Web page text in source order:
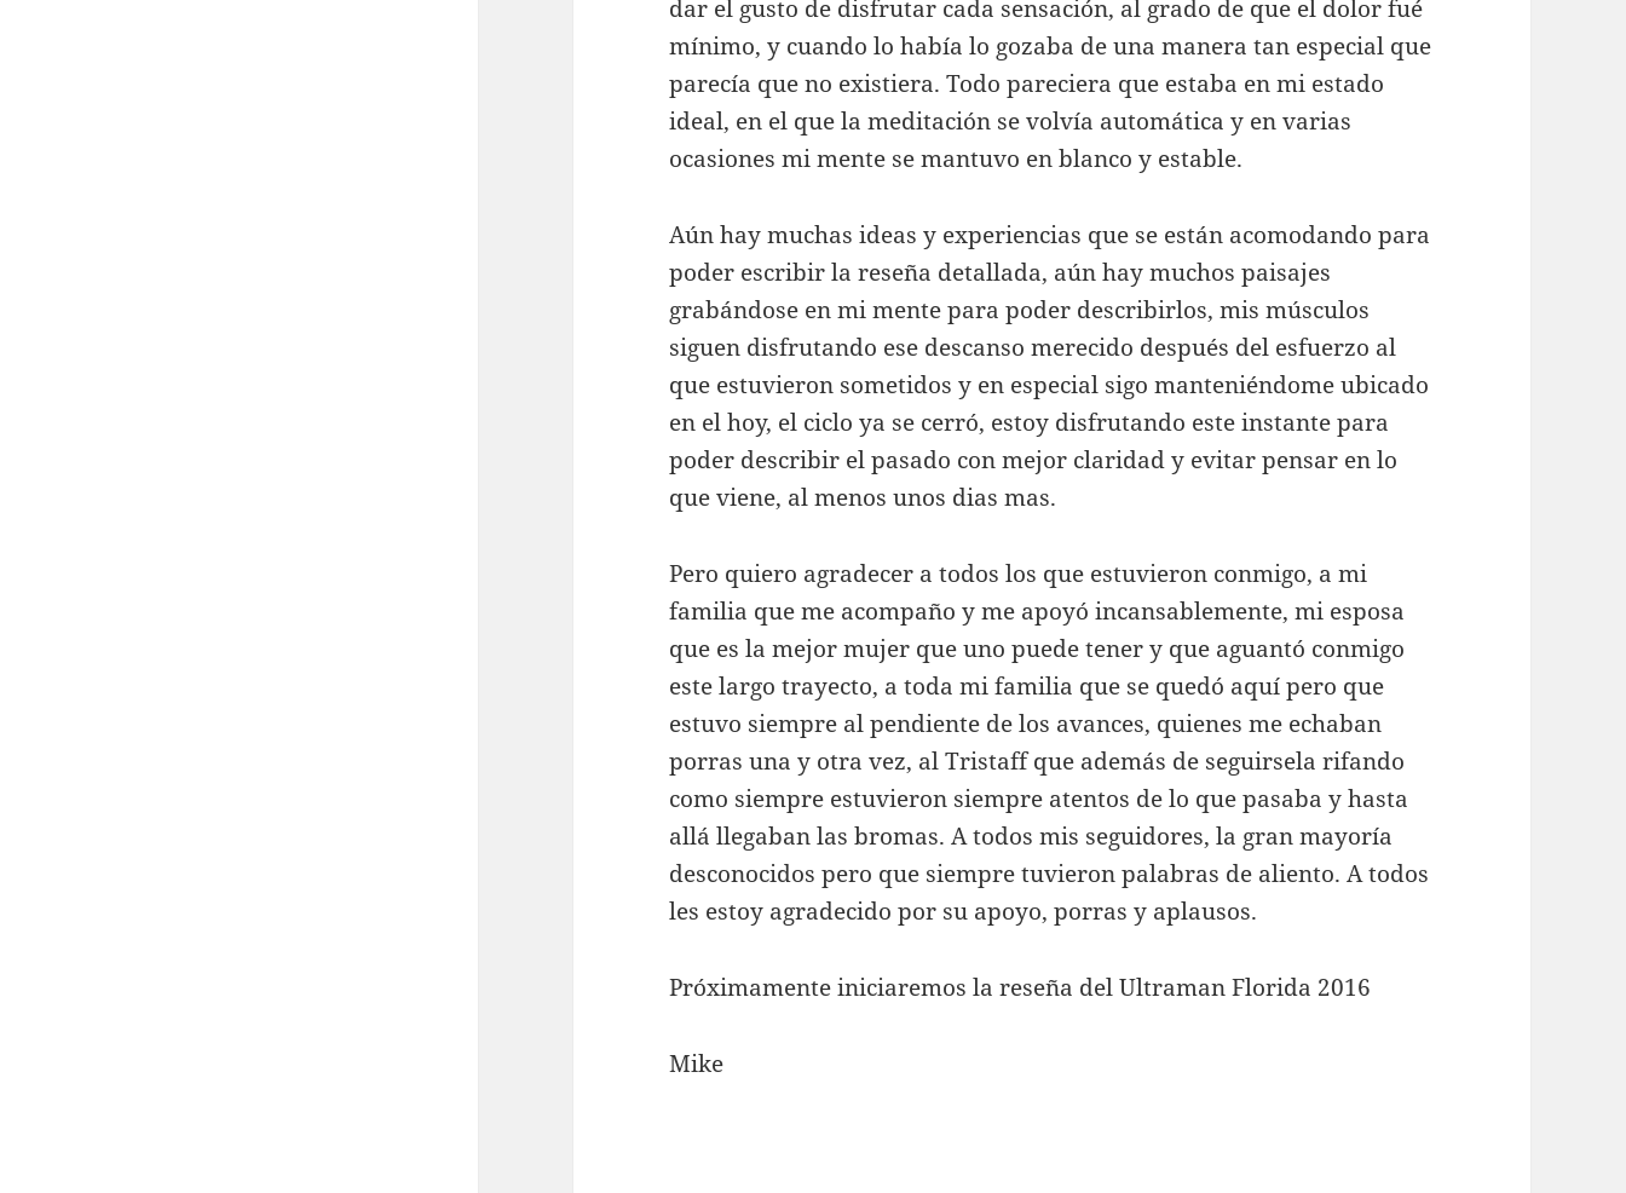
dar el gusto de disfrutar cada sensación, al grado de que el dolor fué
mínimo, y cuando lo había lo gozaba de una manera tan especial que
parecía que no existiera. Todo pareciera que estaba en mi estado
ideal, en el que la meditación se volvía automática y en varias
ocasiones mi mente se mantuvo en blanco y estable.
Aún hay muchas ideas y experiencias que se están acomodando para
poder escribir la reseña detallada, aún hay muchos paisajes
grabándose en mi mente para poder describirlos, mis músculos
siguen disfrutando ese descanso merecido después del esfuerzo al
que estuvieron sometidos y en especial sigo manteniéndome ubicado
en el hoy, el ciclo ya se cerró, estoy disfrutando este instante para
poder describir el pasado con mejor claridad y evitar pensar en lo
que viene, al menos unos dias mas.
Pero quiero agradecer a todos los que estuvieron conmigo, a mi
familia que me acompaño y me apoyó incansablemente, mi esposa
que es la mejor mujer que uno puede tener y que aguantó conmigo
este largo trayecto, a toda mi familia que se quedó aquí pero que
estuvo siempre al pendiente de los avances, quienes me echaban
porras una y otra vez, al Tristaff que además de seguirsela rifando
como siempre estuvieron siempre atentos de lo que pasaba y hasta
allá llegaban las bromas. A todos mis seguidores, la gran mayoría
desconocidos pero que siempre tuvieron palabras de aliento. A todos
les estoy agradecido por su apoyo, porras y aplausos.
Próximamente iniciaremos la reseña del Ultraman Florida 2016
Mike